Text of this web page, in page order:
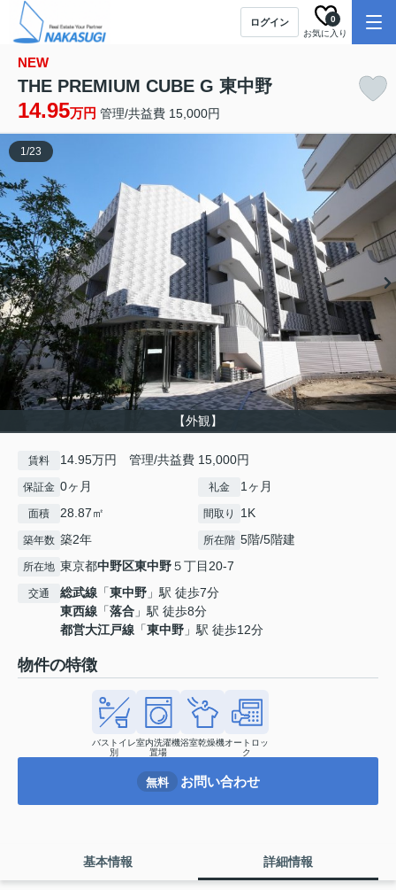
ログイン
お気に入り
0
NEW
THE PREMIUM CUBE G 東中野
14.95万円 管理/共益費 15,000円
【外観】
1/23
賃料 14.95万円 管理/共益費 15,000円
保証金 0ヶ月 礼金 1ヶ月
面積 28.87㎡ 間取り 1K
築年数 築2年 所在階 5階/5階建
所在地 東京都中野区東中野５丁目20-7
交通 総武線 「東中野 」駅 徒歩7分
東西線 「落合 」駅 徒歩8分
都営大江戸線 「東中野 」駅 徒歩12分
物件の特徴
バストイレ
別
室内洗濯機
置場
浴室乾燥機オートロッ
ク
無料 お問い合わせ
基本情報 詳細情報